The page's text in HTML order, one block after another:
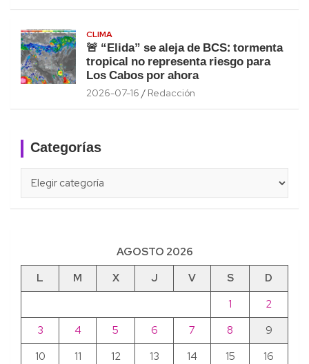
CLIMA
🚨 “Elida” se aleja de BCS: tormenta
tropical no representa riesgo para
Los Cabos por ahora
2026-07-16 Redacción
Categorías
AGOSTO 2026
L
M X J V S
D
1
2
3
4 5 6 7 8
9
10
11 12 13 14 15
16